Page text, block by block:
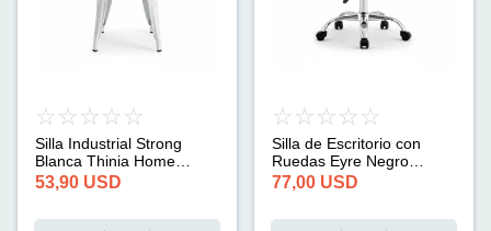
Silla Industrial Strong
Blanca Thinia Home
(45x54x85cm)
53,90 USD
Silla de Escritorio con
Ruedas Eyre Negro
7house (91x47,5x56cm)
77,00 USD